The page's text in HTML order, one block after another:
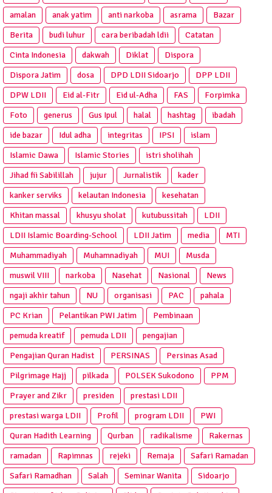
amalan anak yatim anti narkoba asrama
Bazar
Berita
budi luhur cara beribadah ldii
Catatan
Cinta Indonesia
dakwah Diklat
Dispora
Dispora Jatim
dosa DPD LDII Sidoarjo
DPP LDII
DPW LDII
Eid al-Fitr Eid ul-Adha FAS
Forpimka
Foto
generus Gus Ipul halal hashtag
ibadah
ide bazar
Idul adha integritas IPSI
islam
Islamic Dawa
Islamic Stories
istri sholihah
Jihad fii Sabilillah
jujur Jurnalistik
kader
kanker serviks
kelautan Indonesia
kesehatan
Khitan massal
khusyu sholat kutubussitah
LDII
LDII Islamic Boarding-School
LDII Jatim media
MTI
Muhammadiyah
Muhamnadiyah MUI
Musda
muswil VIII
narkoba Nasehat Nasional
News
ngaji akhir tahun
NU organisasi PAC
pahala
PC Krian
Pelantikan PWI Jatim
Pembinaan
pemuda kreatif
pemuda LDII
pengajian
Pengajian Quran Hadist
PERSINAS
Persinas Asad
Pilgrimage Hajj
pilkada POLSEK Sukodono
PPM
Prayer and Zikr
presiden
prestasi LDII
prestasi warga LDII
Profil program LDII
PWI
Quran Hadith Learning
Qurban radikalisme
Rakernas
ramadan
Rapimnas rejeki Remaja
Safari Ramadan
Safari Ramadhan
Salah Seminar Wanita
Sidoarjo